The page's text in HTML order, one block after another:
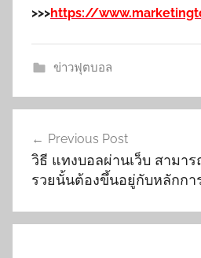
>>>https://
ข่าวฟุตบอล
นำทาง
เรื่อง
Previous Post
วิธี แทงบอลผ่านเว็บ สามา
รวยนั้นต้องขึ้นอยู่กับหลักกา